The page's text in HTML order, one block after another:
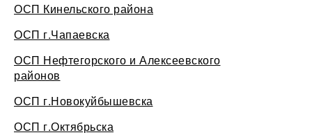
ОСП Кинельского района
ОСП г.Чапаевска
ОСП Нефтегорского и Алексеевского
районов
ОСП г.Новокуйбышевска
ОСП г.Октябрьска